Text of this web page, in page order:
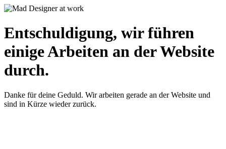
Entschuldigung, wir führen
einige Arbeiten an der Website
durch.
Danke für deine Geduld. Wir arbeiten gerade an der Website und
sind in Kürze wieder zurück.